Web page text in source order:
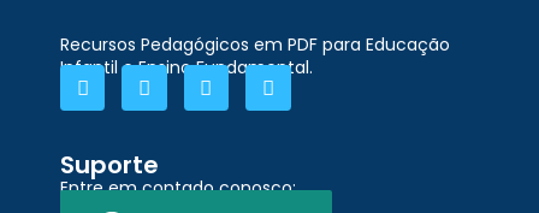
Recursos Pedagógicos em PDF para Educação
Infantil e Ensino Fundamental.
Suporte
Entre em contado conosco: